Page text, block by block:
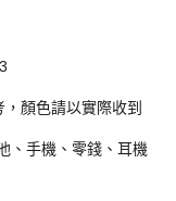
顏色請以實際收到
、手機、零錢、耳機